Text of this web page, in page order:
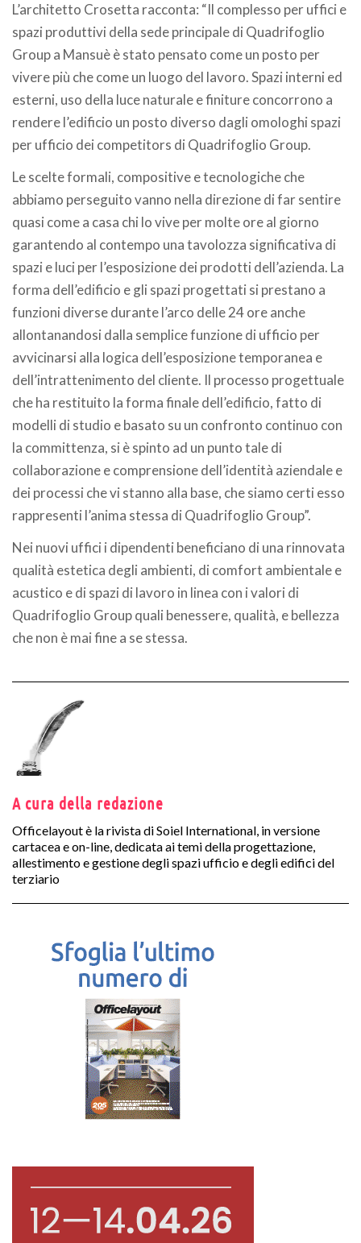
L’architetto Crosetta racconta: “Il complesso per uffici e
spazi produttivi della sede principale di Quadrifoglio
Group a Mansuè è stato pensato come un posto per
vivere più che come un luogo del lavoro. Spazi interni ed
esterni, uso della luce naturale e finiture concorrono a
rendere l’edificio un posto diverso dagli omologhi spazi
per ufficio dei competitors di Quadrifoglio Group.
Le scelte formali, compositive e tecnologiche che
abbiamo perseguito vanno nella direzione di far sentire
quasi come a casa chi lo vive per molte ore al giorno
garantendo al contempo una tavolozza significativa di
spazi e luci per l’esposizione dei prodotti dell’azienda. La
forma dell’edificio e gli spazi progettati si prestano a
funzioni diverse durante l’arco delle 24 ore anche
allontanandosi dalla semplice funzione di ufficio per
avvicinarsi alla logica dell’esposizione temporanea e
dell’intrattenimento del cliente. Il processo progettuale
che ha restituito la forma finale dell’edificio, fatto di
modelli di studio e basato su un confronto continuo con
la committenza, si è spinto ad un punto tale di
collaborazione e comprensione dell’identità aziendale e
dei processi che vi stanno alla base, che siamo certi esso
rappresenti l’anima stessa di Quadrifoglio Group”.
Nei nuovi uffici i dipendenti beneficiano di una rinnovata
qualità estetica degli ambienti, di comfort ambientale e
acustico e di spazi di lavoro in linea con i valori di
Quadrifoglio Group quali benessere, qualità, e bellezza
che non è mai fine a se stessa.
A cura della redazione
Officelayout è la rivista di Soiel International, in versione
cartacea e on-line, dedicata ai temi della progettazione,
allestimento e gestione degli spazi ufficio e degli edifici del
terziario